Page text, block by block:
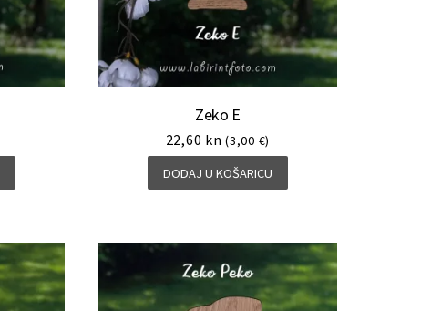
Zeko E
22,60 kn (3,00 €)
DODAJ U KOŠARICU